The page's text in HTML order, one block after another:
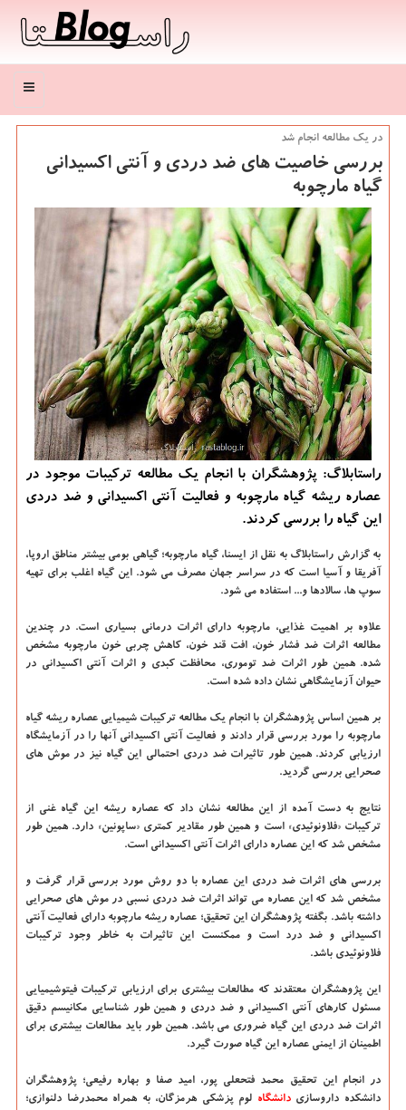
منو
در یك مطالعه انجام شد
بررسی خاصیت های ضد دردی و آنتی اکسیدانی
گیاه مارچوبه
راستابلاگ: پژوهشگران با انجام یک مطالعه ترکیبات موجود در
عصاره ریشه گیاه مارچوبه و فعالیت آنتی اکسیدانی و ضد دردی
این گیاه را بررسی کردند.
به گزارش راستابلاگ به نقل از ایسنا،گیاه مارچوبه؛ گیاهی بومی بیشتر مناطق اروپا،
آفریقا و آسیا است که در سراسر جهان مصرف می شود. این گیاه اغلب برای تهیه
سوپ ها، سالادها و... استفاده می شود.
علاوه بر اهمیت غذایی، مارچوبه دارای اثرات درمانی بسیاری است. در چندین
مطالعه اثرات ضد فشار خون، افت قند خون، کاهش چربی خون مارچوبه مشخص
شده. همین طور اثرات ضد توموری، محافظت کبدی و اثرات آنتی اکسیدانی در
حیوان آزمایشگاهی نشان داده شده است.
بر همین اساس پژوهشگران با انجام یک مطالعه ترکیبات شیمیایی عصاره ریشه گیاه
مارچوبه را مورد بررسی قرار دادند و فعالیت آنتی اکسیدانی آنها را در آزمایشگاه
ارزیابی کردند. همین طور تاثیرات ضد دردی احتمالی این گیاه نیز در موش های
صحرایی بررسی گردید.
نتایج به دست آمده از این مطالعه نشان داد که عصاره ریشه این گیاه غنی از
ترکیبات «فلاونوئیدی» است و همین طور مقادیر کمتری «ساپونین» دارد. همین طور
مشخص شد که این عصاره دارای اثرات آنتی اکسیدانی است.
بررسی های اثرات ضد دردی این عصاره با دو روش مورد بررسی قرار گرفت و
مشخص شد که این عصاره می تواند اثرات ضد دردی نسبی در موش های صحرایی
داشته باشد. بگفته پژوهشگران این تحقیق؛ عصاره ریشه مارچوبه دارای فعالیت آنتی
اکسیدانی و ضد درد است و ممکنست این تاثیرات به خاطر وجود ترکیبات
فلاونوئیدی باشد.
این پژوهشگران معتقدند که مطالعات بیشتری برای ارزیابی ترکیبات فیتوشیمیایی
مسئول کارهای آنتی اکسیدانی و ضد دردی و همین طور شناسایی مکانیسم دقیق
اثرات ضد دردی این گیاه ضروری می باشد. همین طور باید مطالعات بیشتری برای
اطمینان از ایمنی عصاره این گیاه صورت گیرد.
در انجام این تحقیق محمد فتحعلی پور، امید صفا و بهاره رفیعی؛ پژوهشگران
دانشکده داروسازیدانشگاه‌ لوم پزشکی هرمزگان، به همراه محمدرضا دلنوازی؛